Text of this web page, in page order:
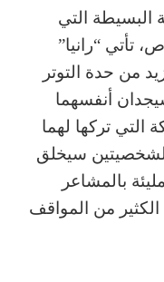
البسيطة التي
تأتي “رانيا”
من حدة التوتر
أنفسهما
التي تركها لهما
الشخصيتين سيخلق
بالمشاعر
الكثير من المواقف